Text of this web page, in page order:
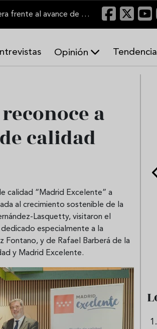
"Un viñedo bien labrado actúa como barrera frente al avance de las llamas"
Opinión
n
í
a
s
a
calidad
calidad “Madrid Excelente” a
al crecimiento sostenible de la
Lasquetty, visitaron el
especialmente a la
Fontano, y de Rafael Barberá de la
y Madrid Excelente.
Cinco cremas frías de verduras
que querrás repetir todo agosto